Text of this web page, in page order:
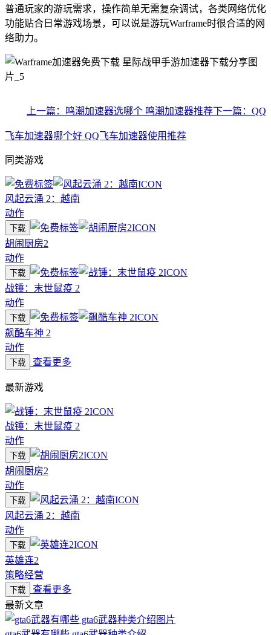
普通玩家的游玩需求，操作简单无需复杂调试，各类网络优化
功能贴合日常游戏场景，可以说是游玩Warframe时很合适的网
络助力。
上一篇：鸣潮加速器选哪个 鸣潮加速器推荐下一篇：QQ
飞车加速器哪个好 QQ飞车加速器使用推荐
同类游戏
风起云涌 2：越南
动作
下载
胡闹厨房2
动作
下载
战锤：末世鼠疫 2
动作
下载
飙酷车神 2
动作
下载 查看更多
最新游戏
战锤：末世鼠疫 2
动作
下载
胡闹厨房2
动作
下载
风起云涌 2：越南
动作
下载
英雄连2
策略经营
下载
查看更多
最新文章